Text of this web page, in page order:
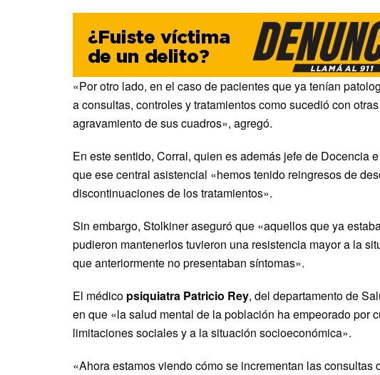
«Por otro lado, en el caso de pacientes que ya tenían
a consultas, controles y tratamientos como sucedió con
agravamiento de sus cuadros», agregó.
En este sentido, Corral, quien es además jefe de Docencia
que ese central asistencial «hemos tenido reingresos de
discontinuaciones de los tratamientos».
Sin embargo, Stolkiner aseguró que «aquellos que ya
pudieron mantenerlos tuvieron una resistencia mayor a la
que anteriormente no presentaban síntomas».
El médico psiquiatra Patricio Rey, del departamento de
en que «la salud mental de la población ha empeorado por
limitaciones sociales y a la situación socioeconómica».
«Ahora estamos viendo cómo se incrementan las